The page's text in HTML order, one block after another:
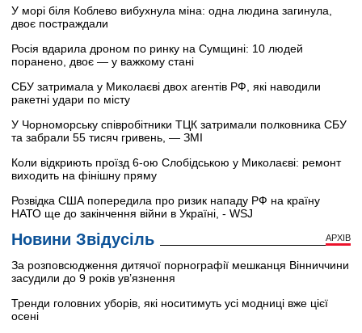
У морі біля Коблево вибухнула міна: одна людина загинула,
двоє постраждали
Росія вдарила дроном по ринку на Сумщині: 10 людей
поранено, двоє — у важкому стані
СБУ затримала у Миколаєві двох агентів РФ, які наводили
ракетні удари по місту
У Чорноморську співробітники ТЦК затримали полковника СБУ
та забрали 55 тисяч гривень, — ЗМІ
Коли відкриють проїзд 6-ою Слобідською у Миколаєві: ремонт
виходить на фінішну пряму
Розвідка США попередила про ризик нападу РФ на країну
НАТО ще до закінчення війни в Україні, - WSJ
Новини Звідусіль АРХІВ
За розповсюдження дитячої порнографії мешканця Вінниччини
засудили до 9 років ув’язнення
Тренди головних уборів, які носитимуть усі модниці вже цієї
осені